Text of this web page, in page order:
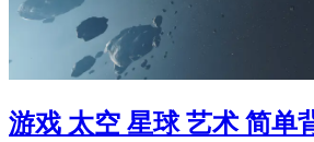
游戏 太空 星球 艺术 简单